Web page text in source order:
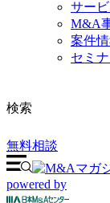
サー
M&A
案件
セミ
検索
無料相談
powered by